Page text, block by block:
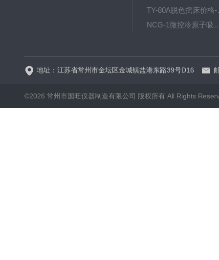
TY-
NCG-1微控冷
地址：江苏省常州市金坛区金城镇盐港东路39号D16
©2026 常州市国旺仪器制造有限公司 版权所有 All Rights